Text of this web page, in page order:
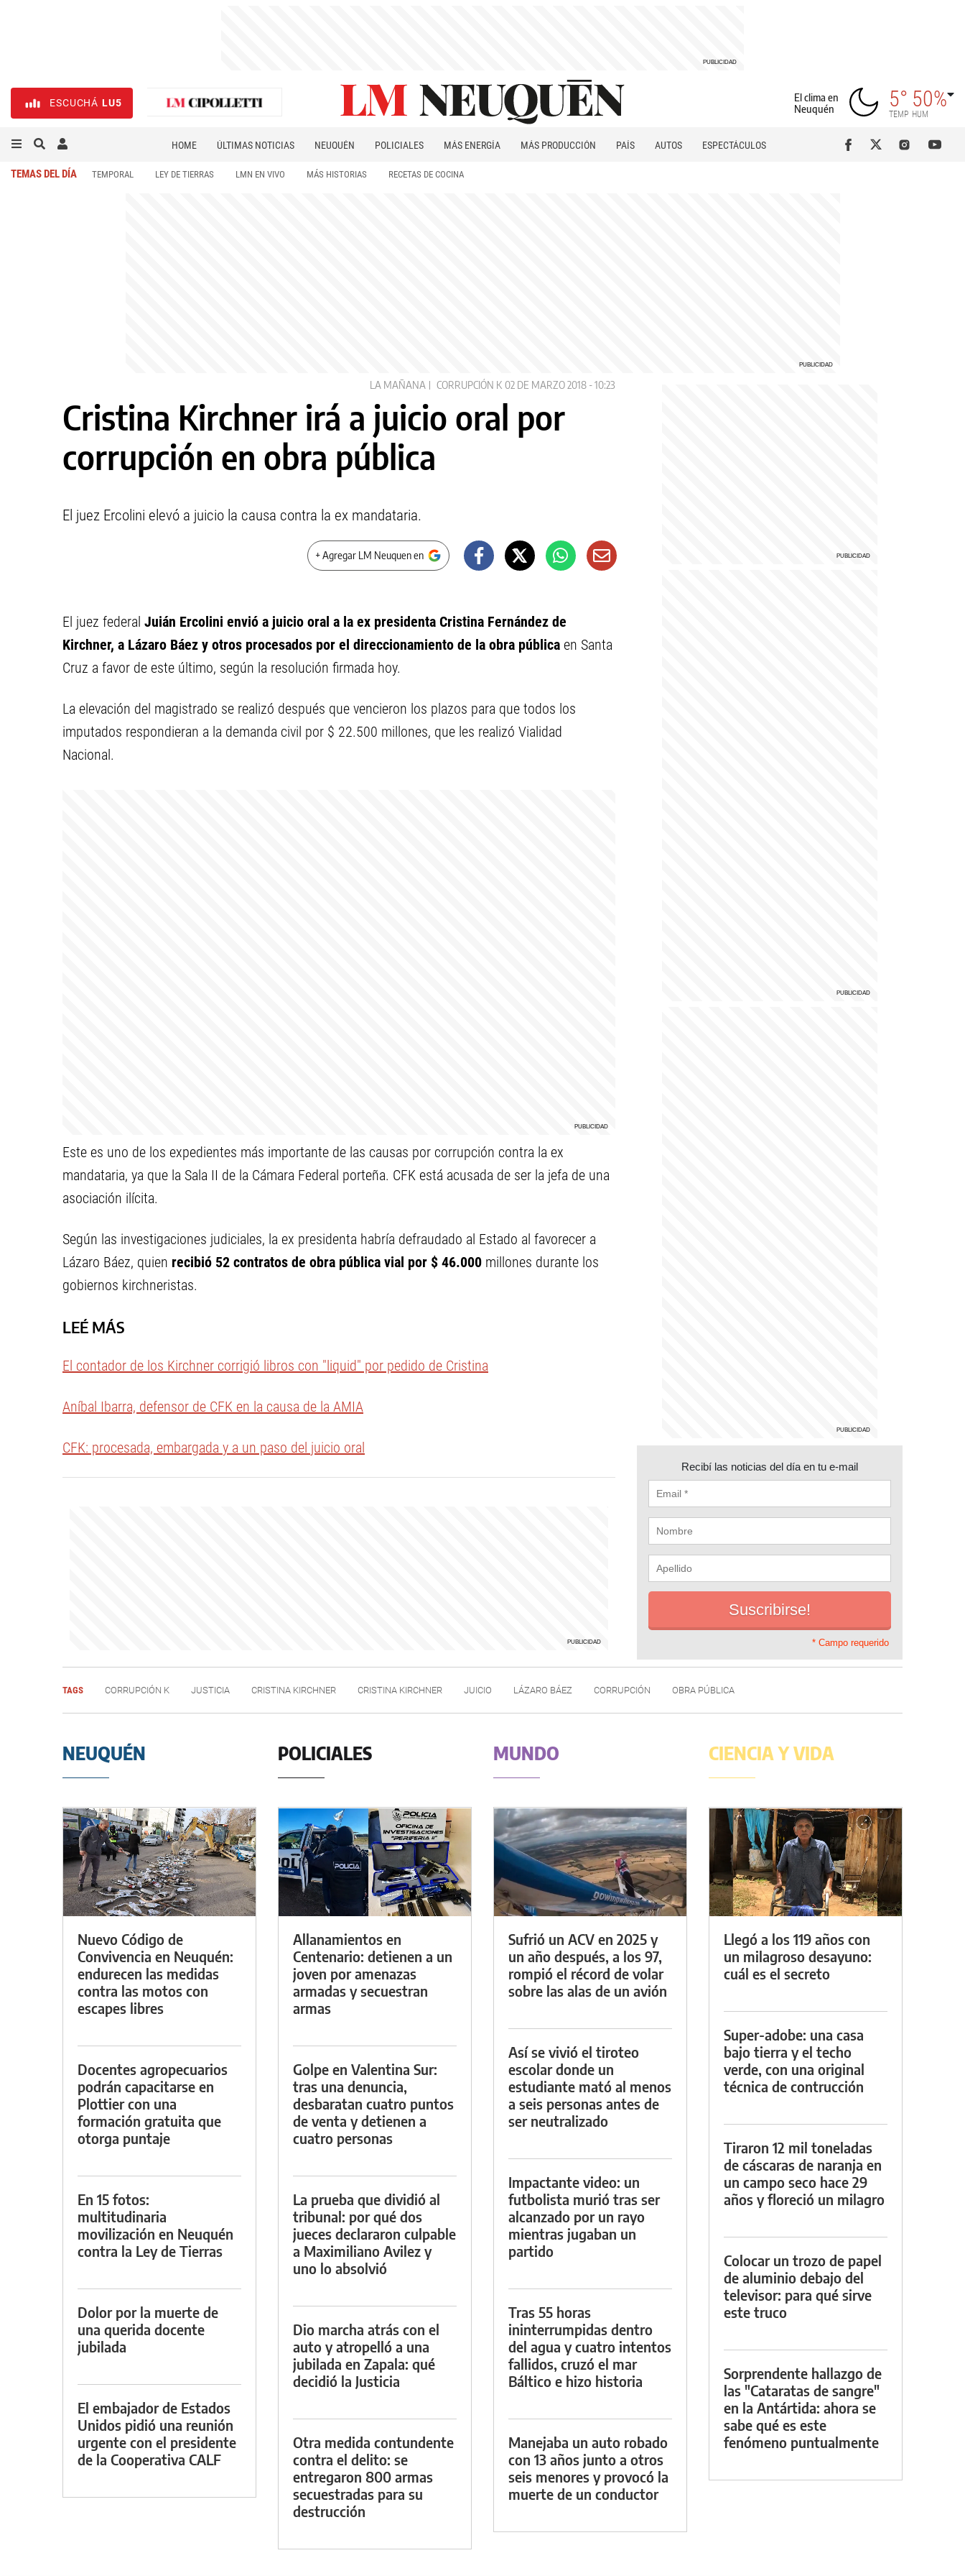
ESCUCHÁ LU5
El clima en
Neuquén
5°
TEMP
50%
HUM
HOME ÚLTIMAS NOTICIAS NEUQUÉN POLICIALES MÁS ENERGÍA MÁS PRODUCCIÓN PAÍS AUTOS
ESPECTÁCULOS
TEMAS DEL DÍA TEMPORAL LEY DE TIERRAS LMN EN VIVO MÁS HISTORIAS RECETAS DE COCINA
LA MAÑANA CORRUPCIÓN K 02 DE MARZO 2018 - 10:23
Cristina Kirchner irá a juicio oral por
corrupción en obra pública
El juez Ercolini elevó a juicio la causa contra la ex mandataria.
+ Agregar LM Neuquen en
El juez federal Juián Ercolini envió a juicio oral a la ex presidenta Cristina Fernández de
Kirchner, a Lázaro Báez y otros procesados por el direccionamiento de la obra pública en Santa
Cruz a favor de este último, según la resolución firmada hoy.
La elevación del magistrado se realizó después que vencieron los plazos para que todos los
imputados respondieran a la demanda civil por $ 22.500 millones, que les realizó Vialidad
Nacional.
Este es uno de los expedientes más importante de las causas por corrupción contra la ex
mandataria, ya que la Sala II de la Cámara Federal porteña. CFK está acusada de ser la jefa de una
asociación ilícita.
Según las investigaciones judiciales, la ex presidenta habría defraudado al Estado al favorecer a
Lázaro Báez, quien recibió 52 contratos de obra pública vial por $ 46.000 millones durante los
gobiernos kirchneristas.
LEÉ MÁS
El contador de los Kirchner corrigió libros con "liquid" por pedido de Cristina
Aníbal Ibarra, defensor de CFK en la causa de la AMIA
CFK: procesada, embargada y a un paso del juicio oral
Recibí las noticias del día en tu e-mail
* Campo requerido
TAGS CORRUPCIÓN K JUSTICIA CRISTINA KIRCHNER CRISTINA KIRCHNER JUICIO LÁZARO BÁEZ CORRUPCIÓN OBRA PÚBLICA
NEUQUÉN
Nuevo Código de
Convivencia en Neuquén:
endurecen las medidas
contra las motos con
escapes libres
Docentes agropecuarios
podrán capacitarse en
Plottier con una
formación gratuita que
otorga puntaje
En 15 fotos:
multitudinaria
movilización en Neuquén
contra la Ley de Tierras
Dolor por la muerte de
una querida docente
jubilada
El embajador de Estados
Unidos pidió una reunión
urgente con el presidente
de la Cooperativa CALF
POLICIALES
Allanamientos en
Centenario: detienen a un
joven por amenazas
armadas y secuestran
armas
Golpe en Valentina Sur:
tras una denuncia,
desbaratan cuatro puntos
de venta y detienen a
cuatro personas
La prueba que dividió al
tribunal: por qué dos
jueces declararon culpable
a Maximiliano Avilez y
uno lo absolvió
Dio marcha atrás con el
auto y atropelló a una
jubilada en Zapala: qué
decidió la Justicia
Otra medida contundente
contra el delito: se
entregaron 800 armas
secuestradas para su
destrucción
MUNDO
Sufrió un ACV en 2025 y
un año después, a los 97,
rompió el récord de volar
sobre las alas de un avión
Así se vivió el tiroteo
escolar donde un
estudiante mató al menos
a seis personas antes de
ser neutralizado
Impactante video: un
futbolista murió tras ser
alcanzado por un rayo
mientras jugaban un
partido
Tras 55 horas
ininterrumpidas dentro
del agua y cuatro intentos
fallidos, cruzó el mar
Báltico e hizo historia
Manejaba un auto robado
con 13 años junto a otros
seis menores y provocó la
muerte de un conductor
CIENCIA Y VIDA
Llegó a los 119 años con
un milagroso desayuno:
cuál es el secreto
Super-adobe: una casa
bajo tierra y el techo
verde, con una original
técnica de contrucción
Tiraron 12 mil toneladas
de cáscaras de naranja en
un campo seco hace 29
años y floreció un milagro
Colocar un trozo de papel
de aluminio debajo del
televisor: para qué sirve
este truco
Sorprendente hallazgo de
las "Cataratas de sangre"
en la Antártida: ahora se
sabe qué es este
fenómeno puntualmente